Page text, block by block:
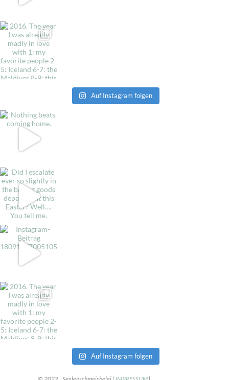
Auf Instagram folgen
Auf Instagram folgen